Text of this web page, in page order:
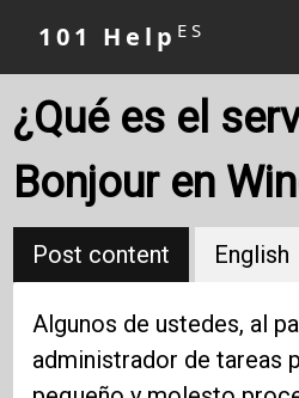
101 Help ES
¿Qué es el
Bonjour en
Post content English
Algunos de ustedes, al
administrador de tareas